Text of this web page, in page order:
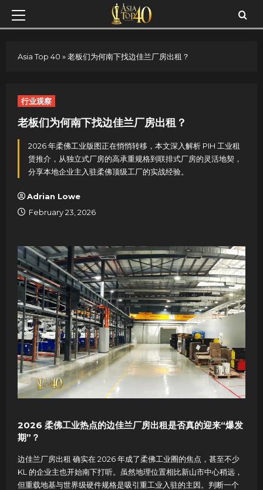
Skip
Primary
Asia Top 40 »老板们为何南下找边佳兰厂房出租？
行业观察
老板们为何南下找边佳兰厂房出租？
2026 年柔佛工业版图正在悄悄转移，本文深入解析 PIH 工业租
赁推介，从独立式厂房的高承重规格到联排式厂房的灵活地契，
分享本地企业主入驻柔佛顶级工厂的实战经验。
Adrian Lowe
February 23, 2026
2026 柔佛工业热点的边佳兰厂房出租是否真的迎来“爆发
期”？
边佳兰厂房出租 确实在 2026 年成了柔佛工业圈的焦点，甚至不少
KL 的企业主也开始南下打听。虽然地理位置相比新山市中心稍远，
但重载地基与世界级硬件规格是吸引重工业入驻的主因。判断一个